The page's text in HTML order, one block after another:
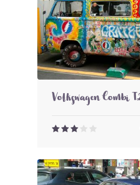
Volkswagen Combi